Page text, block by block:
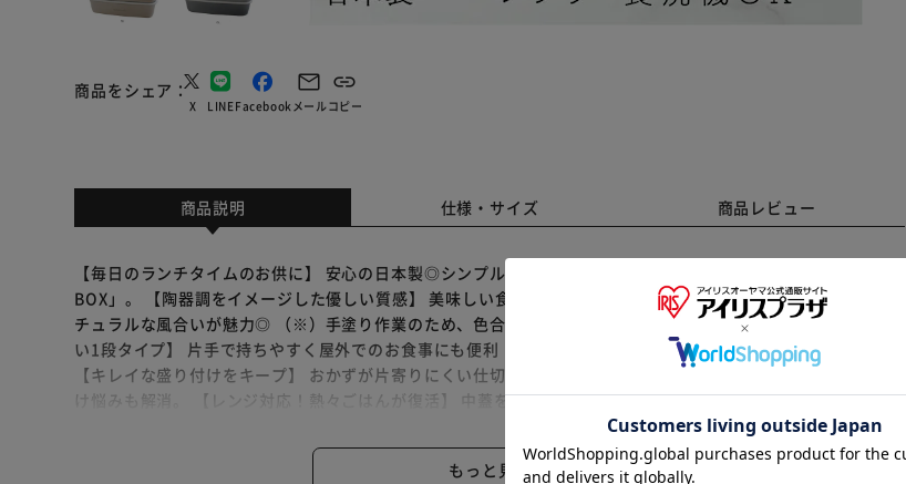
商品をシェア
X LINEFacebookメールコピー
商品説明 仕様・サイズ 商品レビュー
【毎日のランチタイムのお供に】 安心の日本製◎シンプルでデイリーに活躍する「nicenosh 長角1段ランチ
BOX」。 【陶器調をイメージした優しい質感】 美味しい食べ物を意味する「nicenosh」♪使う人を選ばないナ
チュラルな風合いが魅力◎ （※）手塗り作業のため、色合いの濃淡が変わる場合がございます。 【使い勝手の良
い1段タイプ】 片手で持ちやすく屋外でのお食事にも便利！学生さんやOLさんにぴったりな容量約550ml。
【キレイな盛り付けをキープ】 おかずが片寄りにくい仕切り付き。お好みの位置にスライド調節できて、盛り付
け悩みも解消。 【レンジ対応！熱々ごはんが復活】 中蓋を外して電子レンジでの温めOK。温め直せば、いつで
もあったかごはんを楽しめちゃう！ 【食洗機に任せて、ひとやすみ】 中蓋を外せば、家庭用食洗機に対応。洗い
物時間を減らせて、時間を有効活用◎ 【持ち運びに便利なランチベルト】 お弁当箱をホールドするランチベルト
が付属。うっかりフタが開いてしまう心配不要。 【軽量なのに丈夫で頼れる味方】 軽くて割れにくいランチ
もっと見る
※ご確認ください